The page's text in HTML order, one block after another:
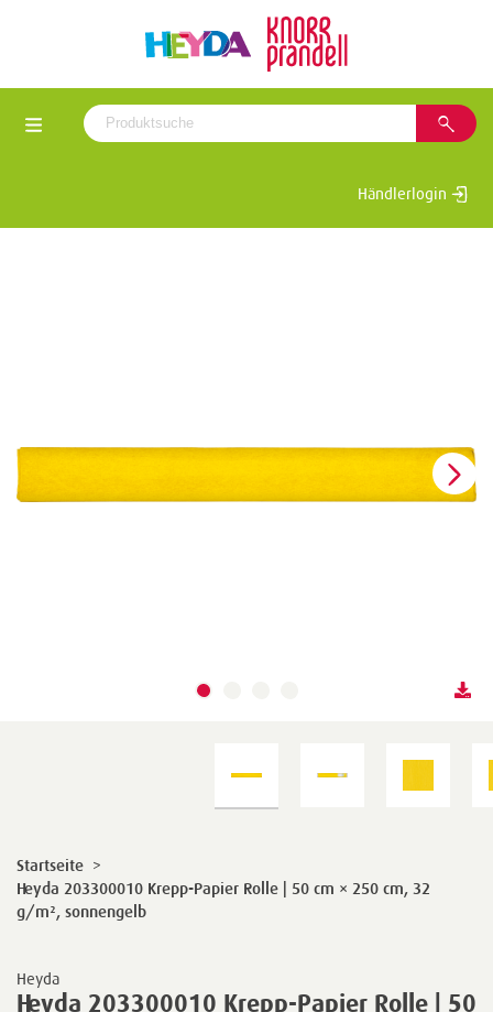
Händlerlogin
Heyda
Heyda 203300010 Krepp-Papier Rolle | 50
Startseite >
Heyda 203300010 Krepp-Papier Rolle | 50 cm × 250 cm, 32
g/m², sonnengelb